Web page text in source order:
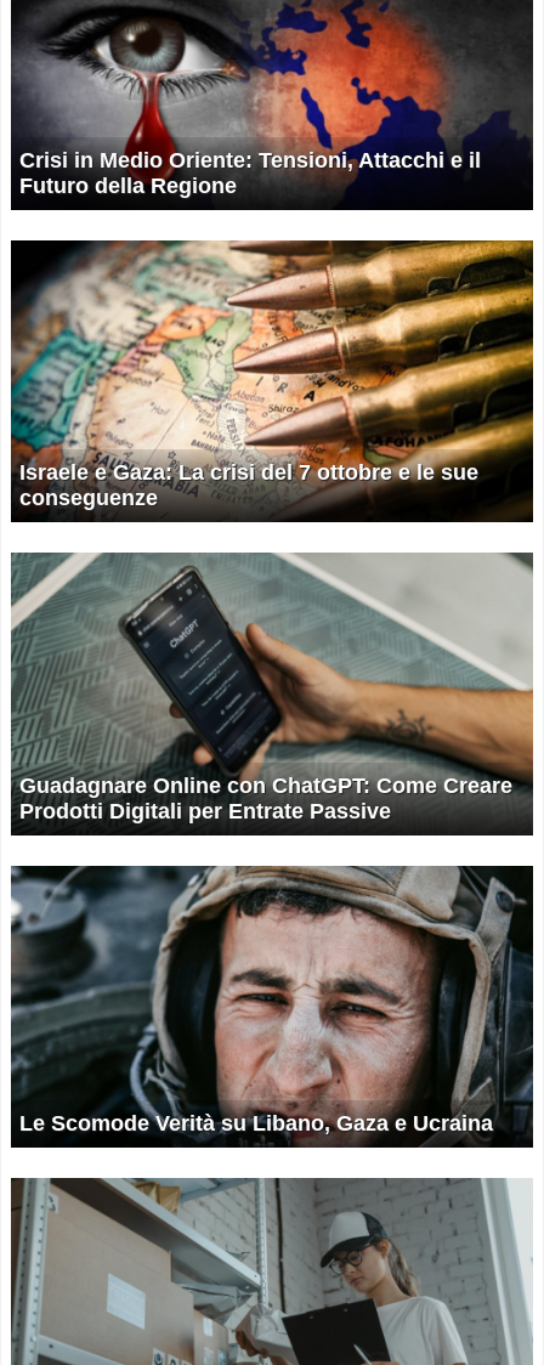
Crisi in Medio Oriente: Tensioni, Attacchi e il
Futuro della Regione
Israele e Gaza: La crisi del 7 ottobre e le sue
conseguenze
Guadagnare Online con ChatGPT: Come Creare
Prodotti Digitali per Entrate Passive
Le Scomode Verità su Libano, Gaza e Ucraina